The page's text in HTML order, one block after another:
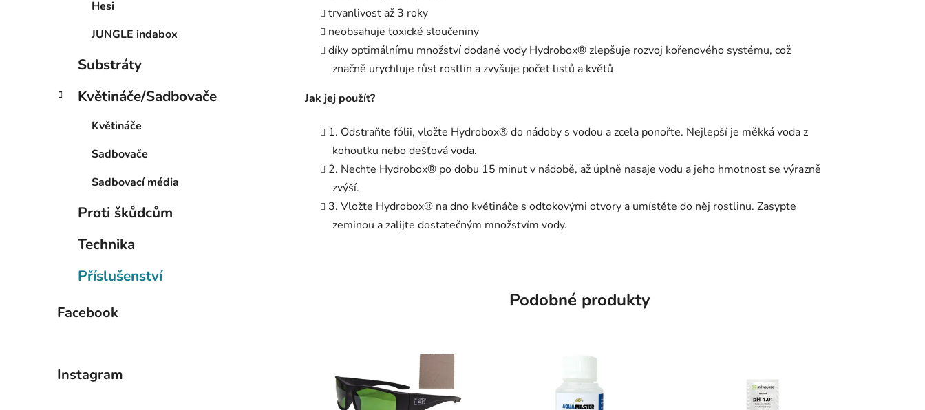
Hesi
JUNGLE indabox
Substráty
Květináče/Sadbovače
Květináče
Sadbovače
Sadbovací média
Proti škůdcům
Technika
Příslušenství
Facebook
Instagram
trvanlivost až 3 roky
neobsahuje toxické sloučeniny
díky optimálnímu množství dodané vody Hydrobox® zlepšuje rozvoj kořenového systému, což
značně urychluje růst rostlin a zvyšuje počet listů a květů
Jak jej použít?
1. Odstraňte fólii, vložte Hydrobox® do nádoby s vodou a zcela ponořte. Nejlepší je měkká voda z
kohoutku nebo dešťová voda.
2. Nechte Hydrobox® po dobu 15 minut v nádobě, až úplně nasaje vodu a jeho hmotnost se výrazně
zvýší.
3. Vložte Hydrobox® na dno květináče s odtokovými otvory a umístěte do něj rostlinu. Zasypte
zeminou a zalijte dostatečným množstvím vody.
Podobné produkty